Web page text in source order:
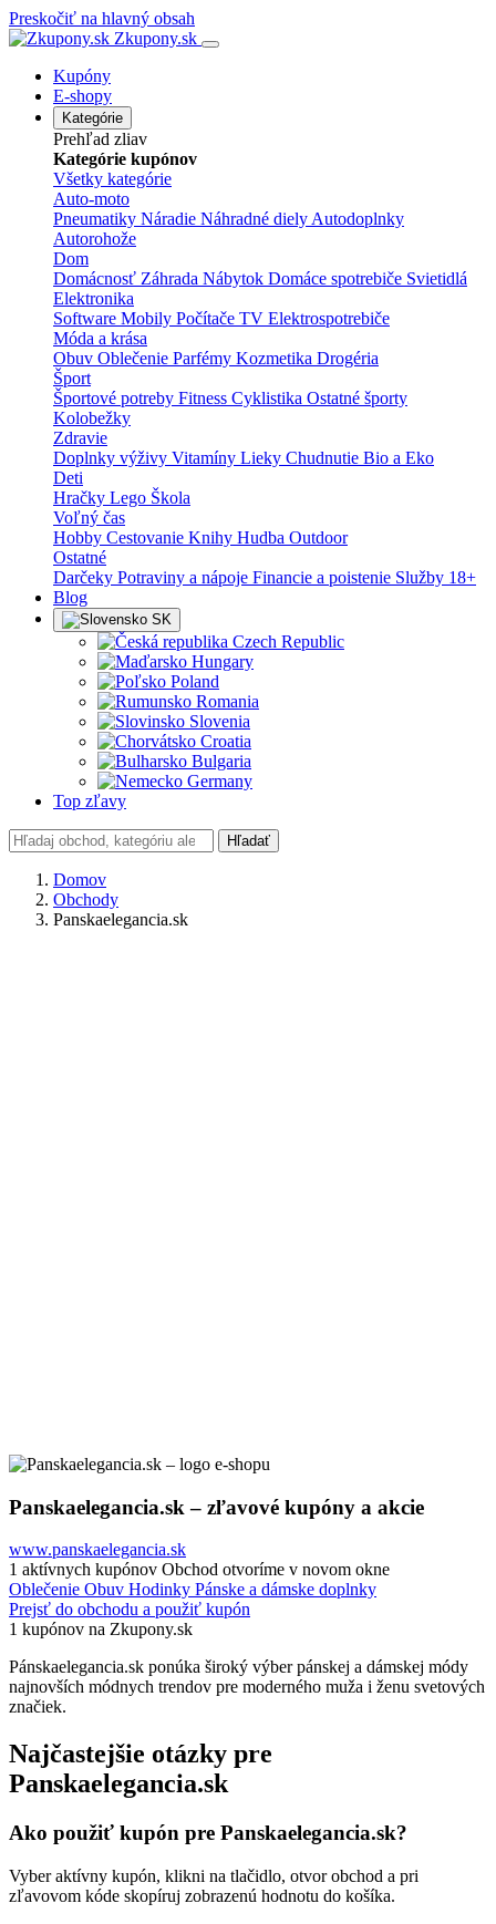
Preskočiť na hlavný obsah
Zkupony.sk
Kupóny
E-shopy
Kategórie
Prehľad zliav
Kategórie kupónov
Všetky kategórie
Auto-moto
Pneumatiky Náradie Náhradné diely Autodoplnky
Autorohože
Dom
Domácnosť Záhrada Nábytok Domáce spotrebiče Svietidlá
Elektronika
Software Mobily Počítače TV Elektrospotrebiče
Móda a krása
Obuv Oblečenie Parfémy Kozmetika Drogéria
Šport
Športové potreby Fitness Cyklistika Ostatné športy
Kolobežky
Zdravie
Doplnky výživy Vitamíny Lieky Chudnutie Bio a Eko
Deti
Hračky Lego Škola
Voľný čas
Hobby Cestovanie Knihy Hudba Outdoor
Ostatné
Darčeky Potraviny a nápoje Financie a poistenie Služby 18+
Blog
SK
Czech Republic
Hungary
Poland
Romania
Slovenia
Croatia
Bulgaria
Germany
Top zľavy
Hľadať
Domov
Obchody
Panskaelegancia.sk
Panskaelegancia.sk – zľavové kupóny a akcie
www.panskaelegancia.sk
1 aktívnych kupónov Obchod otvoríme v novom okne
Oblečenie Obuv Hodinky Pánske a dámske doplnky
Prejsť do obchodu a použiť kupón
1 kupónov na Zkupony.sk
Pánskaelegancia.sk ponúka široký výber pánskej a dámskej módy
najnovších módnych trendov pre moderného muža i ženu svetových
značiek.
Najčastejšie otázky pre
Panskaelegancia.sk
Ako použiť kupón pre Panskaelegancia.sk?
Vyber aktívny kupón, klikni na tlačidlo, otvor obchod a pri
zľavovom kóde skopíruj zobrazenú hodnotu do košíka.